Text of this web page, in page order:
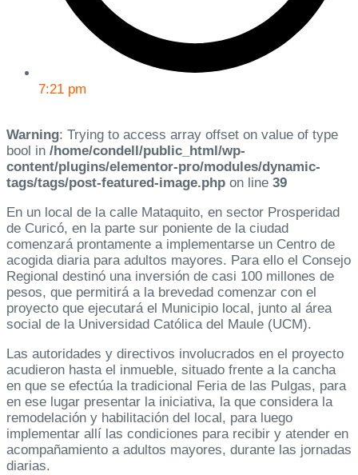
7:21 pm
Warning: Trying to access array offset on value of type
bool in /home/condell/public_html/wp-
content/plugins/elementor-pro/modules/dynamic-
tags/tags/post-featured-image.php on line 39
En un local de la calle Mataquito, en sector Prosperidad
de Curicó, en la parte sur poniente de la ciudad
comenzará prontamente a implementarse un Centro de
acogida diaria para adultos mayores. Para ello el Consejo
Regional destinó una inversión de casi 100 millones de
pesos, que permitirá a la brevedad comenzar con el
proyecto que ejecutará el Municipio local, junto al área
social de la Universidad Católica del Maule (UCM).
Las autoridades y directivos involucrados en el proyecto
acudieron hasta el inmueble, situado frente a la cancha
en que se efectúa la tradicional Feria de las Pulgas, para
en ese lugar presentar la iniciativa, la que considera la
remodelación y habilitación del local, para luego
implementar allí las condiciones para recibir y atender en
acompañamiento a adultos mayores, durante las jornadas
diarias.